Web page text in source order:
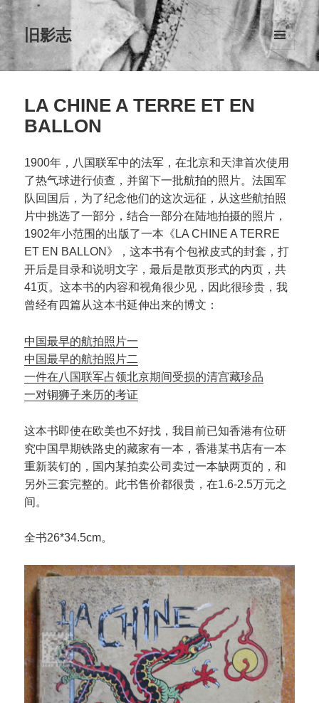
旧影志
菜单和
挂件
LA CHINE A TERRE ET EN
BALLON
1900年，八国联军中的法军，在北京和天津首次使用
了热气球进行侦查，并留下一批航拍的照片。法国军
队回国后，为了纪念他们的这次远征，从这些航拍照
片中挑选了一部分，结合一部分在陆地拍摄的照片，
1902年小范围的出版了一本《LA CHINE A TERRE
ET EN BALLON》，这本书有个包袱皮式的封套，打
开后是目录和说明文字，最后是散页形式的内页，共
41页。这本书的内容和视角很少见，因此很珍贵，我
曾经有四篇从这本书延伸出来的博文：
中国最早的航拍照片一
中国最早的航拍照片二
一件在八国联军占领北京期间受损的清宫藏珍品
一对铜狮子来历的考证
这本书即使在欧美也不好找，我目前已知香港有位研
究中国早期铁路史的藏家有一本，香港某书店有一本
重新装钉的，国内某拍卖公司卖过一本缺两页的，和
另外三套完整的。此书售价都很贵，在1.6-2.5万元之
间。
全书26*34.5cm。